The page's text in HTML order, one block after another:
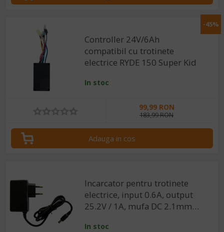
-45%
Controller 24V/6Ah
compatibil cu trotinete
electrice RYDE 150 Super Kid
In stoc
99,99 RON
183,99 RON
Adauga in cos
Incarcator pentru trotinete
electrice, input 0.6A, output
25.2V / 1A, mufa DC 2.1mm
In stoc